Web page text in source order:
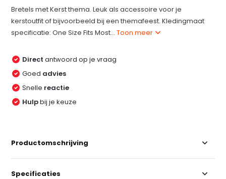
Bretels met Kerst thema. Leuk als accessoire voor je
kerstoutfit of bijvoorbeeld bij een themafeest. Kledingmaat
specificatie: One Size Fits Most...Toon meer
Direct antwoord op je vraag
Goed advies
Snelle reactie
Hulpbij je keuze
Productomschrijving
Specificaties